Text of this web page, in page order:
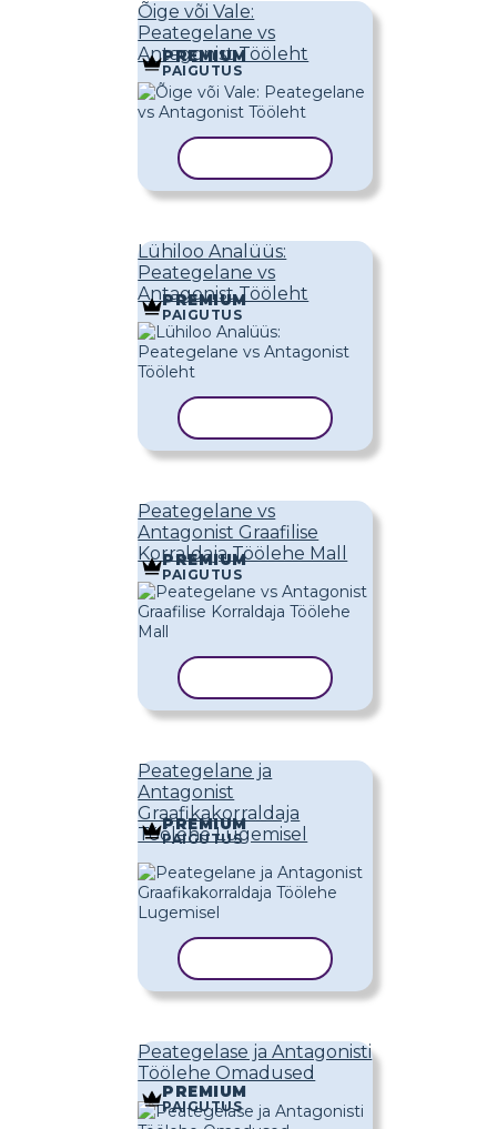
Õige või Vale:
Peategelane vs
Antagonist Tööleht
PREMIUM
PAIGUTUS
Lühiloo Analüüs:
Peategelane vs
Antagonist Tööleht
PREMIUM
PAIGUTUS
Peategelane vs
Antagonist Graafilise
Korraldaja Töölehe Mall
PREMIUM
PAIGUTUS
Peategelane ja
Antagonist
Graafikakorraldaja
Töölehe Lugemisel
PREMIUM
PAIGUTUS
Peategelase ja Antagonisti
Töölehe Omadused
PREMIUM
PAIGUTUS